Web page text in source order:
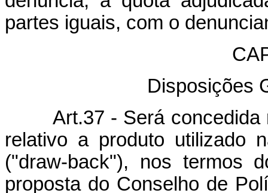
partes iguais, com o
Disposições
Art.37 - Será concedida
relativo a produto utilizado
("draw-back"), nos termos
proposta do Conselho de